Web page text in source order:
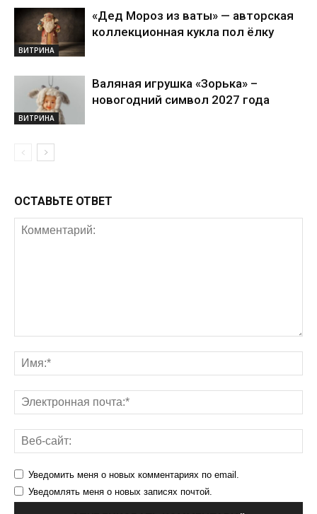
ВИТРИНА
«Дед Мороз из ваты» — авторская
коллекционная кукла пол ёлку
ВИТРИНА
Валяная игрушка «Зорька» –
новогодний символ 2027 года
ОСТАВЬТЕ ОТВЕТ
Уведомить меня о новых комментариях по email.
Уведомлять меня о новых записях почтой.